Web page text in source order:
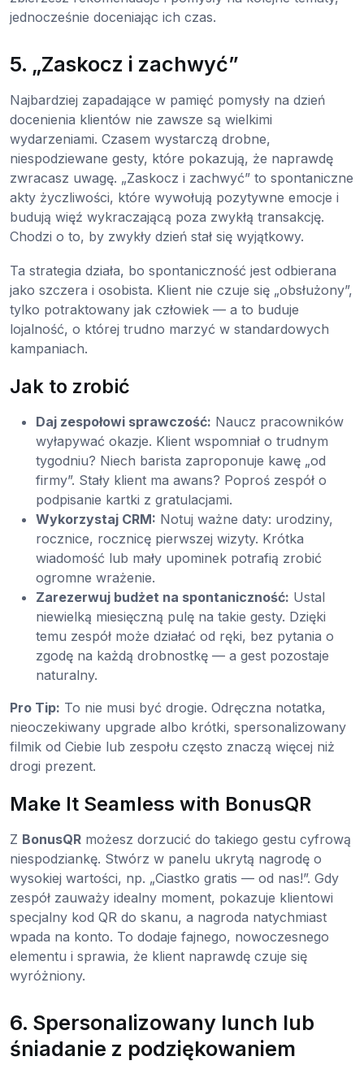
jednocześnie doceniając ich czas.
5. „Zaskocz i zachwyć”
Najbardziej zapadające w pamięć pomysły na dzień
docenienia klientów nie zawsze są wielkimi
wydarzeniami. Czasem wystarczą drobne,
niespodziewane gesty, które pokazują, że naprawdę
zwracasz uwagę. „Zaskocz i zachwyć” to spontaniczne
akty życzliwości, które wywołują pozytywne emocje i
budują więź wykraczającą poza zwykłą transakcję.
Chodzi o to, by zwykły dzień stał się wyjątkowy.
Ta strategia działa, bo spontaniczność jest odbierana
jako szczera i osobista. Klient nie czuje się „obsłużony”,
tylko potraktowany jak człowiek — a to buduje
lojalność, o której trudno marzyć w standardowych
kampaniach.
Jak to zrobić
Daj zespołowi sprawczość: Naucz pracowników
wyłapywać okazje. Klient wspomniał o trudnym
tygodniu? Niech barista zaproponuje kawę „od
firmy”. Stały klient ma awans? Poproś zespół o
podpisanie kartki z gratulacjami.
Wykorzystaj CRM: Notuj ważne daty: urodziny,
rocznice, rocznicę pierwszej wizyty. Krótka
wiadomość lub mały upominek potrafią zrobić
ogromne wrażenie.
Zarezerwuj budżet na spontaniczność: Ustal
niewielką miesięczną pulę na takie gesty. Dzięki
temu zespół może działać od ręki, bez pytania o
zgodę na każdą drobnostkę — a gest pozostaje
naturalny.
Pro Tip: To nie musi być drogie. Odręczna notatka,
nieoczekiwany upgrade albo krótki, spersonalizowany
filmik od Ciebie lub zespołu często znaczą więcej niż
drogi prezent.
Make It Seamless with BonusQR
Z BonusQR możesz dorzucić do takiego gestu cyfrową
niespodziankę. Stwórz w panelu ukrytą nagrodę o
wysokiej wartości, np. „Ciastko gratis — od nas!”. Gdy
zespół zauważy idealny moment, pokazuje klientowi
specjalny kod QR do skanu, a nagroda natychmiast
wpada na konto. To dodaje fajnego, nowoczesnego
elementu i sprawia, że klient naprawdę czuje się
wyróżniony.
6. Spersonalizowany lunch lub
śniadanie z podziękowaniem